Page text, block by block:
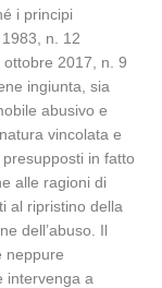
i principi
n. 12
ottobre 2017, n. 9
ingiunta, sia
abusivo e
vincolata e
in fatto
alle ragioni di
al ripristino della
dell’abuso. Il
neppure
intervenga a